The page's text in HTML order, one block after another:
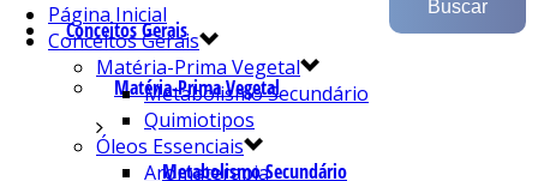
Conceitos Gerais
Matéria-Prima Vegetal
Metabolismo Secundário
Página Inicial
Conceitos Gerais
Matéria-Prima Vegetal
Metabolismo Secundário
Quimiotipos
Óleos Essenciais
Aromaterapia